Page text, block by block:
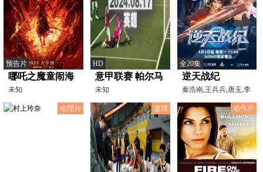
预告片
哪吒之魔童闹海
[预告片]
未知
HD
意甲联赛 帕尔马
VSAC米兰
20240825
未知
全20集
逆天战纪
秦浩南,王兵兵,唐玉,李
晓佳,张英
伦理片
篮球 动作片